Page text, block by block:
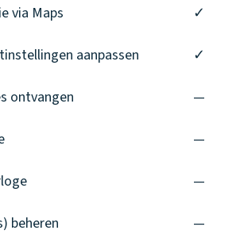
via Maps ✓
aanpassen ✓
ontvangen —
—
—
beheren —